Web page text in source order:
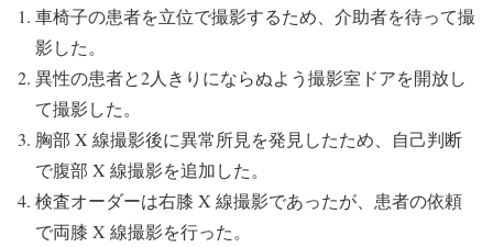
車椅子の患者を立位で撮影するため、介助者を待って撮
影した。
異性の患者と2人きりにならぬよう撮影室ドアを開放し
て撮影した。
胸部 X 線撮影後に異常所見を発見したため、自己判断
で腹部 X 線撮影を追加した。
検査オーダーは右膝 X 線撮影であったが、患者の依頼
で両膝 X 線撮影を行った。